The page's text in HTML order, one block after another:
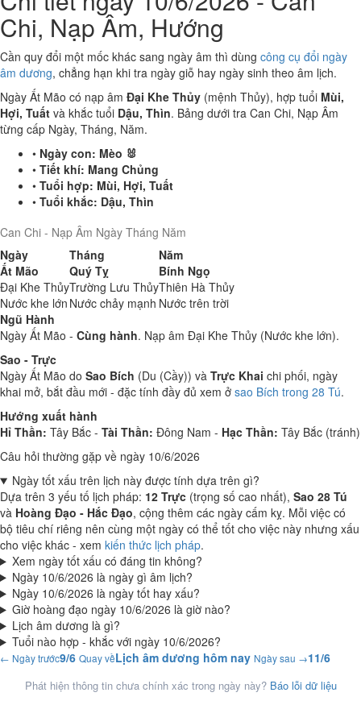
Chi, Nạp Âm, Hướng
Cần quy đổi một mốc khác sang ngày âm thì dùng công cụ đổi ngày
âm dương, chẳng hạn khi tra ngày giỗ hay ngày sinh theo âm lịch.
Ngày Ất Mão có nạp âm Đại Khe Thủy (mệnh Thủy), hợp tuổi Mùi,
Hợi, Tuất và khắc tuổi Dậu, Thìn. Bảng dưới tra Can Chi, Nạp Âm
từng cấp Ngày, Tháng, Năm.
• Ngày con: Mèo 🐰
• Tiết khí: Mang Chủng
• Tuổi hợp: Mùi, Hợi, Tuất
• Tuổi khắc: Dậu, Thìn
Can Chi - Nạp Âm Ngày Tháng Năm
Ngày
Tháng
Năm
Ất Mão
Quý Tỵ
Bính Ngọ
Đại Khe ThủyTrường Lưu ThủyThiên Hà Thủy
Nước khe lớn Nước chảy mạnh Nước trên trời
Ngũ Hành
Ngày Ất Mão - Cùng hành. Nạp âm Đại Khe Thủy (Nước khe lớn).
Sao - Trực
Ngày Ất Mão do Sao Bích (Du (Cầy)) và Trực Khai chi phối, ngày
khai mở, bắt đầu mới - đặc tính đầy đủ xem ở sao Bích trong 28 Tú.
Hướng xuất hành
Hỉ Thần: Tây Bắc - Tài Thần: Đông Nam - Hạc Thần: Tây Bắc (tránh)
Câu hỏi thường gặp về ngày 10/6/2026
Ngày tốt xấu trên lịch này được tính dựa trên gì?
Dựa trên 3 yếu tố lịch pháp: 12 Trực (trọng số cao nhất), Sao 28 Tú
và Hoàng Đạo - Hắc Đạo, cộng thêm các ngày cấm kỵ. Mỗi việc có
bộ tiêu chí riêng nên cùng một ngày có thể tốt cho việc này nhưng xấu
cho việc khác - xem kiến thức lịch pháp.
Xem ngày tốt xấu có đáng tin không?
Ngày 10/6/2026 là ngày gì âm lịch?
Ngày 10/6/2026 là ngày tốt hay xấu?
Giờ hoàng đạo ngày 10/6/2026 là giờ nào?
Lịch âm dương là gì?
Tuổi nào hợp - khắc với ngày 10/6/2026?
← Ngày trước9/6 Quay vềLịch âm dương hôm nay Ngày sau →11/6
Phát hiện thông tin chưa chính xác trong ngày này? Báo lỗi dữ liệu